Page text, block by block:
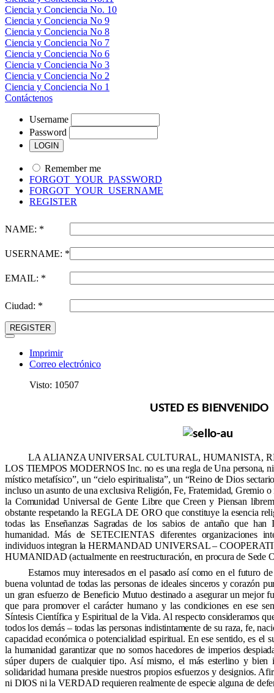
Ciencia y Conciencia No. 10
Ciencia y Conciencia No 9
Ciencia y Conciencia No 8
Ciencia y Conciencia No 7
Ciencia y Conciencia No 6
Ciencia y Conciencia No 3
Ciencia y Conciencia No 2
Ciencia y Conciencia No 1
Contáctenos
Username
Password
Remember me
FORGOT_YOUR_PASSWORD
FORGOT_YOUR_USERNAME
REGISTER
NAME: *
USERNAME: *
EMAIL: *
Ciudad: *
REGISTER
Imprimir
Correo electrónico
Visto: 10507
USTED ES BIENVENIDO
LA ALIANZA UNIVERSAL CULTURAL, HUMANISTA,
LOS TIEMPOS MODERNOS Inc. no es una regla de Una persona, ni
místico metafísico”, un “cielo espiritualista”, un “Reino de Dios
incluso un asunto de una exclusiva Religión, Fe, Fraternidad, Gremio
la Comunidad Universal de Gente Libre que Creen y Piensan
obstante respetando la REGLA DE ORO que constituye la esencia
todas las Enseñanzas Sagradas de los sabios de antaño que
humanidad. Más de SETECIENTAS diferentes organizaciones
individuos integran la HERMANDAD UNIVERSAL –
HUMANIDAD (actualmente en reestructuración, en procura de Sede
Estamos muy interesados en el pasado así como en el futuro
buena voluntad de todas las personas de ideales sinceros y corazón
un gran esfuerzo de Beneficio Mutuo destinado a asegurar un mejor
que para promover el carácter humano y las condiciones en ese
Síntesis Científica y Espiritual de la Vida. Al respecto consideramos
todos los demás – todas las personas indistintamente de su raza, fe,
capacidad económica o potencialidad espiritual. En ese sentido, es
la humanidad garantizar que no somos hacedores de imperios
súper dupers de cualquier tipo. Así mismo, el más esterlino y bien
solidaridad humana preside nuestros propios esfuerzos y designios.
ni DIOS ni la VERDAD requieren realmente de especie alguna de